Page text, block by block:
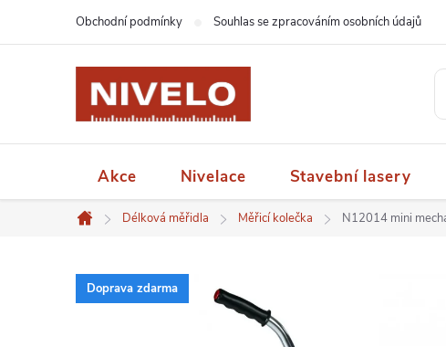
Obchodní podmínky Souhlas se zpracováním osobních údajů
Akce Nivelace Stavební lasery
Domů
Délková měřidla Měřicí kolečka N12014 mini
Doprava zdarma